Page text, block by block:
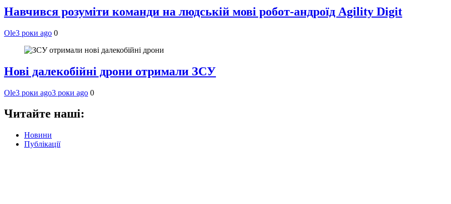
Навчився розуміти команди на людській мові робот-андроїд Agility Digit
Ole3 роки ago 0
Нові далекобійні дрони отримали ЗСУ
Ole3 роки ago3 роки ago 0
Читайте наші:
Новини
Публікації